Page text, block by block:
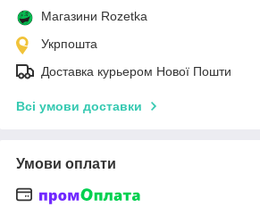
Магазини Rozetka
Укрпошта
Доставка курьером Нової Пошти
Всі умови доставки
Умови оплати